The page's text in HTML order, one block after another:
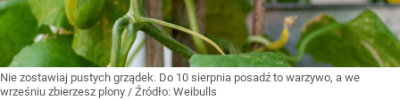
Nie zostawiaj pustych grządek. Do 10 sierpnia posadź to warzywo, a we
wrześniu zbierzesz plony / Źródło: Weibulls